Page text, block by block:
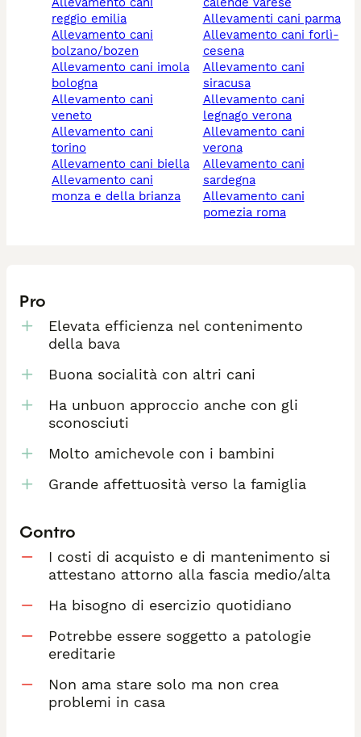
reggio emilia
allevamento cani
bolzano/bozen
allevamento cani imola
bologna
allevamento cani
veneto
allevamento cani
torino
allevamento cani biella
allevamento cani
monza e della brianza
allevamenti cani parma
allevamento cani forlì-
cesena
allevamento cani
siracusa
allevamento cani
legnago verona
allevamento cani
verona
allevamento cani
sardegna
allevamento cani
pomezia roma
Pro
Elevata efficienza nel contenimento
della bava
Buona socialità con altri cani
Ha unbuon approccio anche con gli
sconosciuti
Molto amichevole con i bambini
Grande affettuosità verso la famiglia
Contro
I costi di acquisto e di mantenimento si
attestano attorno alla fascia medio/alta
Ha bisogno di esercizio quotidiano
Potrebbe essere soggetto a patologie
ereditarie
Non ama stare solo ma non crea
problemi in casa